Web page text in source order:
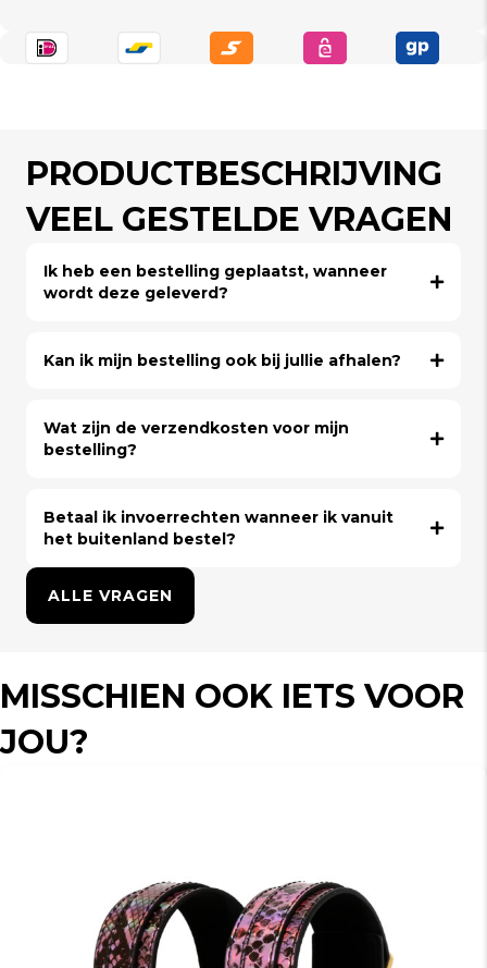
PRODUCTBESCHRIJVING
VEEL GESTELDE VRAGEN
Ik heb een bestelling geplaatst, wanneer
wordt deze geleverd?
Kan ik mijn bestelling ook bij jullie afhalen?
Wat zijn de verzendkosten voor mijn
bestelling?
Betaal ik invoerrechten wanneer ik vanuit
het buitenland bestel?
ALLE VRAGEN
MISSCHIEN OOK IETS VOOR
JOU?